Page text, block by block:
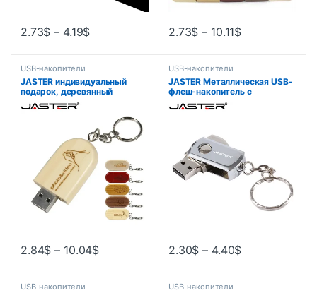
2.73$ – 4.19$ 2.73$ – 10.11$
USB-накопители
JASTER индивидуальный
подарок, деревянный
креативный флэш-
накопитель с логотипом,
индивидуальный U-диск USB
2,0, флэш-накопитель 4 ГБ, 8
ГБ, 16 ГБ, 32 ГБ, 64 ГБ, 128 ГБ
2.84$ – 10.04$
USB-накопители
JASTER Металлическая USB-
флеш-накопитель с
вращением, 4 ГБ, 8 ГБ, 16 ГБ,
32 ГБ, 64 ГБ, флэш-
брелоком
2.30$ – 4.40$
USB-накопители USB-накопители